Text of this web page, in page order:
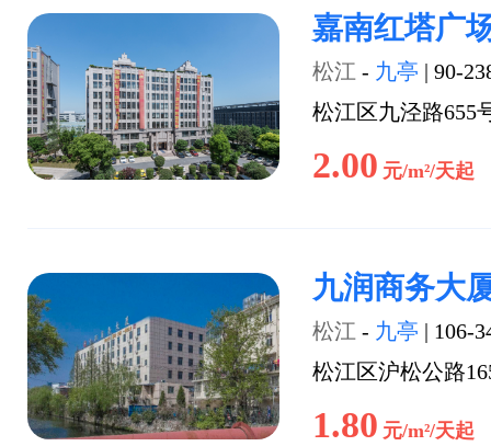
嘉南红塔广
松江 - 九亭 | 90-
松江区九泾路655
2.00 元/m²/天起
九润商务大
松江 - 九亭 | 106-
松江区沪松公路
1.80 元/m²/天起